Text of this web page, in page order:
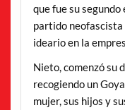
que fue su
partido neofascista
ideario en la
Nieto, comenzó su
recogiendo un
mujer, sus hijos y